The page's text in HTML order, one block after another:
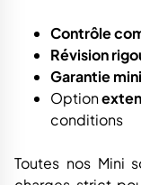
Contrôle
Révision
Garantie
Option
conditions
Toutes nos Mini